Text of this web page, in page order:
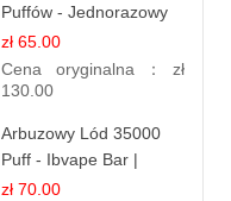
Puffów - Jednorazowy
E-papierosy | Smak
Leśnych Owoców
zł 65.00
Cena oryginalna： zł
130.00
Arbuzowy Lód 35000
Puff - Ibvape Bar |
Orzeźwiający E-
zł 70.00